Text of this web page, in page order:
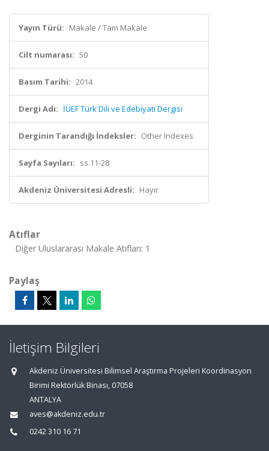
Yayın Türü: Makale / Tam Makale
Cilt numarası: 50
Basım Tarihi: 2014
Dergi Adı: İÜEF Türk Dili ve Edebiyatı Dergisi
Derginin Tarandığı İndeksler: Other Indexes
Sayfa Sayıları: ss.11-28
Akdeniz Üniversitesi Adresli: Hayır
Atıflar
Diğer Uluslararası Makale Atıfları: 1
Paylaş
İletişim Bilgileri
Akdeniz Üniversitesi Bilimsel Araştırma Projeleri Koordinasyon
Birimi Rektörlük Binası, 07058
ANTALYA
aves@akdeniz.edu.tr
0242 310 16 71